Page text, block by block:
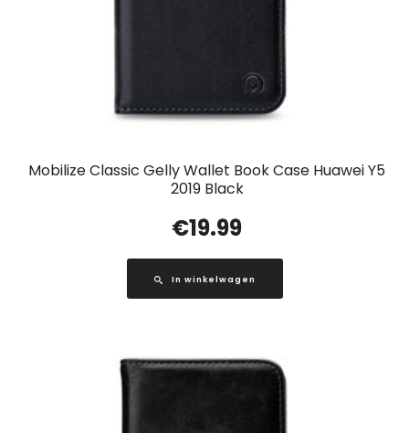
Mobilize Classic Gelly Wallet Book Case Huawei Y5
2019 Black
€19.99
In winkelwagen